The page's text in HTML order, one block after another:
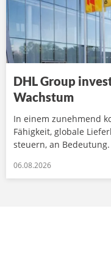
DHL Group
Wachstum
In einem zunehmend
Fähigkeit, globale
steuern, an Bedeutung.
06.08.2026